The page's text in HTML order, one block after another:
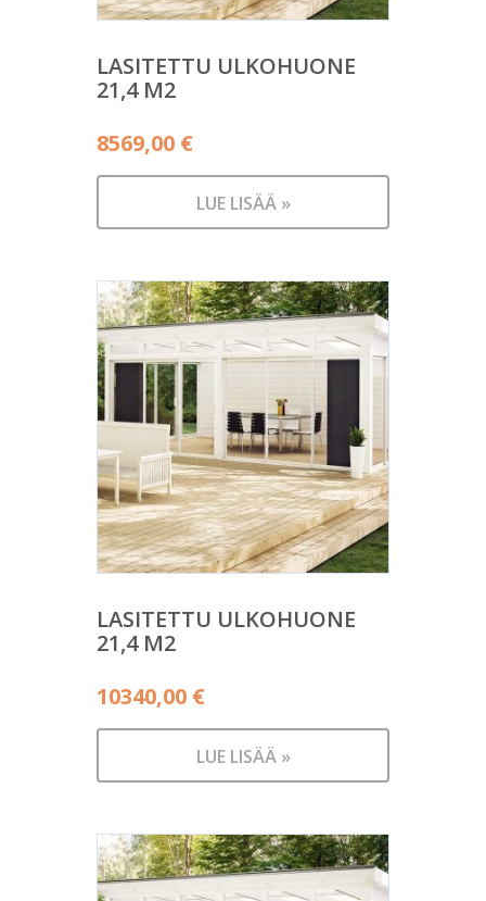
LASITETTU ULKOHUONE
21,4 M2
8569,00 €
LUE LISÄÄ »
LASITETTU ULKOHUONE
21,4 M2
10340,00 €
LUE LISÄÄ »